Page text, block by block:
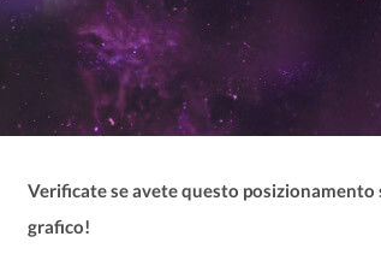
Verificate se avete questo posizionamento
grafico!